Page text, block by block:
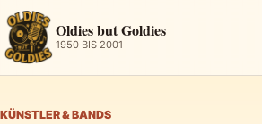
Oldies but Goldies
1950 BIS 2001
KÜNSTLER & BANDS